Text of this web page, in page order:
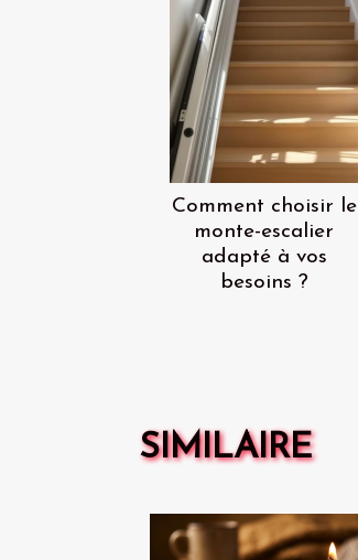
Comment choisir le
monte-escalier
adapté à vos
besoins ?
SIMILAIRE